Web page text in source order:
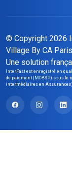
© Copyright 2026
Village By CA Paris
Une solution
InterFast est enregistré en
de paiement (MOBSP) sous le
intermédiaires en